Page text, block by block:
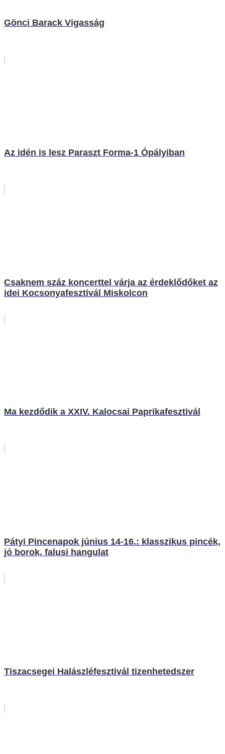
Gönci Barack Vigasság
Az idén is lesz Paraszt Forma-1 Ópályiban
Csaknem száz koncerttel várja az érdeklődőket az
idei Kocsonyafesztivál Miskolcon
Ma kezdődik a XXIV. Kalocsai Paprikafesztivál
Pátyi Pincenapok június 14-16.: klasszikus pincék,
jó borok, falusi hangulat
Tiszacsegei Halászléfesztivál tizenhetedszer